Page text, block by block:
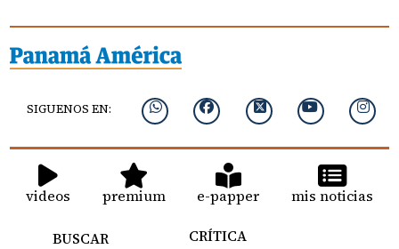
SIGUENOS EN:
videos premium e-papper mis noticias
BUSCAR
CRÍTICA